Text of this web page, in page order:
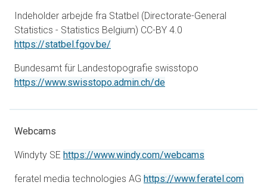
Indeholder arbejde fra Statbel (Directorate-General
Statistics - Statistics Belgium) CC-BY 4.0
https://statbel.fgov.be/
Bundesamt für Landestopografie swisstopo
https://www.swisstopo.admin.ch/deåbner i en ny fane
Webcams
Windyty SE https://www.windy.com/webcams
feratel media technologies AG https://www.feratel.com